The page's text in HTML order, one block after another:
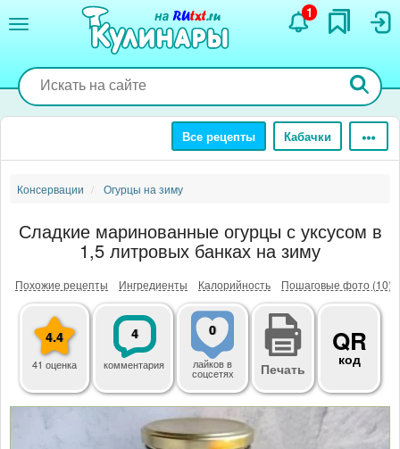
содержанию
1
Все рецепты Кабачки
Консервации Огурцы на зиму
Сладкие маринованные огурцы с уксусом в
1,5 литровых банках на зиму
Похожие рецепты Ингредиенты Калорийность Пошаговые фото (10)
4.4
41 оценка
4
комментария
0
лайковв
соцсетях Печать
QR
код